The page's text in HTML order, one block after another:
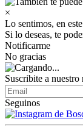
×
Lo sentimos, en
Si lo deseas, te
Notificarme
No gracias
Suscribite a nuestro
Seguinos